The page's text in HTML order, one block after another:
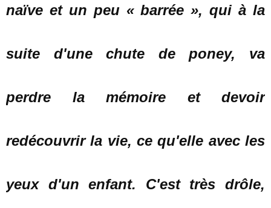
naïve et un peu « barrée », qui à la
suite d'une chute de poney, va
perdre la mémoire et devoir
redécouvrir la vie, ce qu'elle avec les
yeux d'un enfant. C'est très drôle,